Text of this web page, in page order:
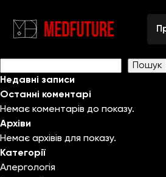
Навігація
записів
Previous:
Березнюк Володимир
Next: Красовська Олександра
Пошук
Недавні записи
Останні коментарі
Немає коментарів до показу.
Архіви
Немає архівів для показу.
Категорії
Алергологія